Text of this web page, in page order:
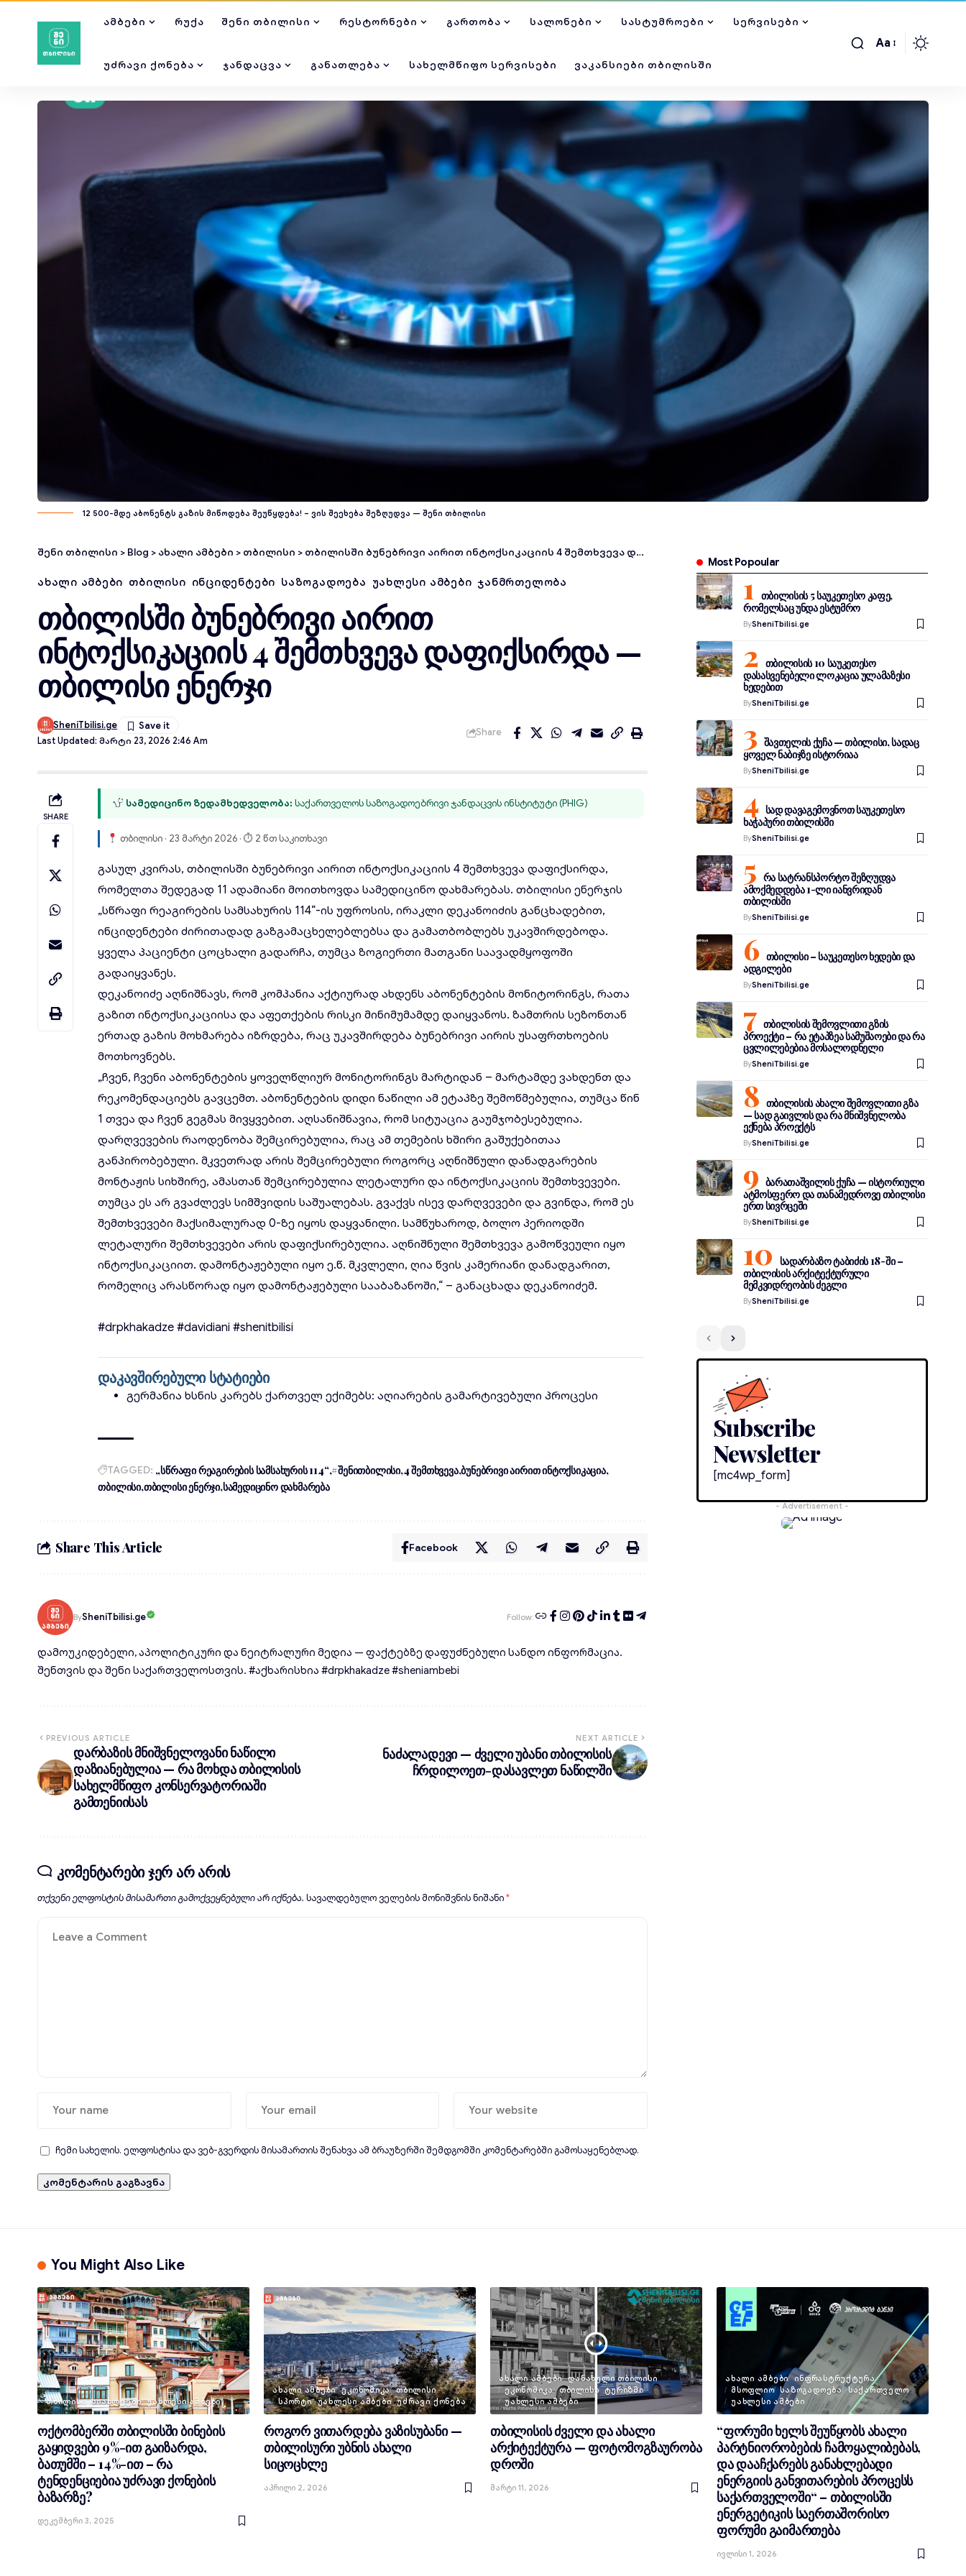
ᲐᲛᲑᲔᲑᲘ ᲠᲣᲥᲐ ᲨᲔᲜᲘ ᲗᲑᲘᲚᲘᲡᲘ ᲠᲔᲡᲢᲝᲠᲜᲔᲑᲘ ᲒᲐᲠᲗᲝᲑᲐ ᲡᲐᲚᲝᲜᲔᲑᲘ ᲡᲐᲡᲢᲣᲛᲠᲝᲔᲑᲘ ᲡᲔᲠᲕᲘᲡᲔᲑᲘ
ᲣᲫᲠᲐᲕᲘ ᲥᲝᲜᲔᲑᲐ ᲯᲐᲜᲓᲐᲪᲕᲐ ᲒᲐᲜᲐᲗᲚᲔᲑᲐ ᲡᲐᲮᲔᲚᲛᲬᲘᲤᲝ ᲡᲔᲠᲕᲘᲡᲔᲑᲘ ᲕᲐᲙᲐᲜᲡᲘᲔᲑᲘ ᲗᲑᲘᲚᲘᲡᲨᲘ
Aa
12 500-მდე აბონენტს გაზის მიწოდება შეუწყდება! – ვის შეეხება შეზღუდვა — შენი თბილისი
შენი თბილისი > Blog > ახალი ამბები > თბილისი > თბილისში ბუნებრივი აირით ინტოქსიკაციის 4 შემთხვევა დაფიქსირდა — თბილისი ენერჯი
ᲐᲮᲐᲚᲘ ᲐᲛᲑᲔᲑᲘ ᲗᲑᲘᲚᲘᲡᲘ ᲘᲜᲪᲘᲓᲔᲜᲢᲔᲑᲘ ᲡᲐᲖᲝᲒᲐᲓᲝᲔᲑᲐ ᲣᲐᲮᲚᲔᲡᲘ ᲐᲛᲑᲔᲑᲘ ᲯᲐᲜᲛᲠᲗᲔᲚᲝᲑᲐ
თბილისში ბუნებრივი აირით
ინტოქსიკაციის 4 შემთხვევა დაფიქსირდა —
თბილისი ენერჯი
Last Updated: Მარტი 23, 2026 2:46 Am
SheniTbilisi.ge
Share
SHARE
სამედიცინო ზედამხედველობა: საქართველოს საზოგადოებრივი ჯანდაცვის ინსტიტუტი (PHIG)
თბილისი · 23 მარტი 2026 · ⏱ 2 წთ საკითხავი
გასულ კვირას, თბილისშიბუნებრივი აირით ინტოქსიკაციის4 შემთხვევა დაფიქსირდა,
რომელთა შედეგად 11 ადამიანი მოითხოვდა სამედიცინო დახმარებას. თბილისი ენერჯის
„სწრაფი რეაგირების სამსახურის 114“-ის უფროსის, ირაკლი დეკანოიძის განცხადებით,
ინციდენტები ძირითადად გაზგამაცხელებლებსა და გამათბობლებს უკავშირდებოდა.
ყველა პაციენტი ცოცხალი გადარჩა, თუმცა ზოგიერთი მათგანი საავადმყოფოში
გადაიყვანეს.
დეკანოიძე აღნიშნავს, რომ კომპანია აქტიურად ახდენს აბონენტების მონიტორინგს, რათა
გაზით ინტოქსიკაციისა და აფეთქების რისკი მინიმუმამდე დაიყვანოს. ზამთრის სეზონთან
ერთად გაზის მოხმარება იზრდება, რაც უკავშირდება ბუნებრივი აირის უსაფრთხოების
მოთხოვნებს.
„ჩვენ, ჩვენი აბონენტების ყოველწლიურ მონიტორინგს მარტიდან – მარტამდე ვახდენთ და
რეკომენდაციებს გავცემთ. აბონენტების დიდი ნაწილი ამ ეტაპზე შემოწმებულია, თუმცა წინ
1 თვეა და ჩვენ გეგმას მივყვებით. აღსანიშნავია, რომ სიტუაცია გაუმჯობესებულია.
დარღვევების რაოდენობა შემცირებულია, რაც ამ თემების ხშირი გაშუქებითაა
განპირობებული. მკვეთრად არის შემცირებული როგორც აღნიშნული დანადგარების
მონტაჟის სიხშირე, ამასთან შემცირებულია ლეტალური და ინტოქსიკაციის შემთხვევები.
თუმცა ეს არ გვაძლევს სიმშვიდის საშუალებას. გვაქვს ისევ დარღვევები და გვინდა, რომ ეს
შემთხვევები მაქსიმალურად 0-ზე იყოს დაყვანილი. სამწუხაროდ, ბოლო პერიოდში
ლეტალური შემთხვევები არის დაფიქსირებულია. აღნიშნული შემთხვევა გამოწვეული იყო
ინტოქსიკაციით. დამონტაჟებული იყო ე.წ. მკვლელი, ღია წვის კამერიანი დანადგარით,
რომელიც არასწორად იყო დამონტაჟებული სააბაზანოში,“ – განაცხადა დეკანოიძემ.
#drpkhakadze #davidiani #shenitbilisi
დაკავშირებული სტატიები
გერმანია ხსნის კარებს ქართველ ექიმებს: აღიარების გამარტივებული პროცესი
TAGGED: „სწრაფი რეაგირების სამსახურის 114“ #შენითბილისი 4 შემთხვევა ბუნებრივი აირით ინტოქსიკაცია
თბილისი თბილისი ენერჯი სამედიცინო დახმარება
Share This Article Facebook
BySheniTbilisi.ge Follow:
დამოუკიდებელი, აპოლიტიკური და ნეიტრალური მედია — ფაქტებზე დაფუძნებული სანდო ინფორმაცია.
შენთვის და შენი საქართველოსთვის. #აქხარისხია #drpkhakadze #sheniambebi
PREVIOUS ARTICLE
დარბაზის მნიშვნელოვანი ნაწილი
დაზიანებულია — რა მოხდა თბილისის
სახელმწიფო კონსერვატორიაში
გამთენიისას
NEXT ARTICLE
ნაძალადევი — ძველი უბანი თბილისის
ჩრდილოეთ-დასავლეთ ნაწილში
კომენტარები ჯერ არ არის
თქვენი ელფოსტის მისამართი გამოქვეყნებული არ იქნება. სავალდებულო ველების მონიშვნის ნიშანი*
ჩემი სახელის. ელფოსტისა და ვებ-გვერდის მისამართის შენახვა ამ ბრაუზერში შემდგომში კომენტარებში გამოსაყენებლად.
Most Popoular
თბილისის 5 საუკეთესო კაფე,
რომელსაც უნდა ესტუმრო
BySheniTbilisi.ge
თბილისის 10 საუკეთესო
დასასვენებელი ლოკაცია ულამაზესი
ხედებით
BySheniTbilisi.ge
შავთელის ქუჩა — თბილისი, სადაც
ყოველ ნაბიჯზე ისტორიაა
BySheniTbilisi.ge
სად დავაგემოვნოთ საუკეთესო
ხაჭაპური თბილისში
BySheniTbilisi.ge
რა სატრანსპორტო შეზღუდვა
ამოქმედდება 1-ლი იანვრიდან
თბილისში
BySheniTbilisi.ge
თბილისი – საუკეთესო ხედები და
ადგილები
BySheniTbilisi.ge
თბილისის შემოვლითი გზის
პროექტი – რა ეტაპზეა სამუშაოები და რა
ცვლილებებია მოსალოდნელი
BySheniTbilisi.ge
თბილისის ახალი შემოვლითი გზა
— სად გაივლის და რა მნიშვნელობა
ექნება პროექტს
BySheniTbilisi.ge
ბარათაშვილის ქუჩა — ისტორიული
ატმოსფერო და თანამედროვე თბილისი
ერთ სივრცეში
BySheniTbilisi.ge
სადარბაზო ტაბიძის 18-ში –
თბილისის არქიტექტურული
მემკვიდრეობის ძეგლი
BySheniTbilisi.ge
Subscribe
Newsletter
[mc4wp_form]
- Advertisement -
You Might Also Like
ᲗᲑᲘᲚᲘᲡᲘ ᲡᲘᲐᲮᲚᲔᲔᲑᲘ ᲣᲐᲮᲚᲔᲡᲘ ᲐᲛᲑᲔᲑᲘ
ოქტომბერში თბილისში ბინების
გაყიდვები 9%-ით გაიზარდა,
ბათუმში – 14%-ით – რა
ტენდენციებია უძრავი ქონების
ბაზარზე?
Დეკემბერი 3, 2025
ᲐᲮᲐᲚᲘ ᲐᲛᲑᲔᲑᲘ ᲔᲙᲝᲜᲝᲛᲘᲙᲐ ᲗᲑᲘᲚᲘᲡᲘ
ᲡᲞᲝᲠᲢᲘ ᲣᲐᲮᲚᲔᲡᲘ ᲐᲛᲑᲔᲑᲘ ᲣᲫᲠᲐᲕᲘ ᲥᲝᲜᲔᲑᲐ
როგორ ვითარდება ვაზისუბანი —
თბილისური უბნის ახალი
სიცოცხლე
Აპრილი 2, 2026
ᲐᲮᲐᲚᲘ ᲐᲛᲑᲔᲑᲘ ᲓᲐᲜᲐᲮᲣᲚᲘ ᲗᲑᲘᲚᲘᲡᲘ
ᲔᲙᲝᲜᲝᲛᲘᲙᲐ ᲗᲑᲘᲚᲘᲡᲘ ᲢᲣᲠᲘᲖᲛᲘ
ᲣᲐᲮᲚᲔᲡᲘ ᲐᲛᲑᲔᲑᲘ
თბილისის ძველი და ახალი
არქიტექტურა — ფოტომოგზაურობა
დროში
Მარტი 11, 2026
ᲐᲮᲐᲚᲘ ᲐᲛᲑᲔᲑᲘ ᲘᲜᲤᲠᲐᲡᲢᲠᲣᲥᲢᲣᲠᲐ
ᲛᲡᲝᲤᲚᲘᲝ ᲡᲐᲖᲝᲒᲐᲓᲝᲔᲑᲐ ᲡᲐᲥᲐᲠᲗᲕᲔᲚᲝ
ᲣᲐᲮᲚᲔᲡᲘ ᲐᲛᲑᲔᲑᲘ
“ფორუმი ხელს შეუწყობს ახალი
პარტნიორობების ჩამოყალიბებას,
და დააჩქარებს განახლებადი
ენერგიის განვითარების პროცესს
საქართველოში“ – თბილისში
ენერგეტიკის საერთაშორისო
ფორუმი გაიმართება
Ივლისი 1, 2026